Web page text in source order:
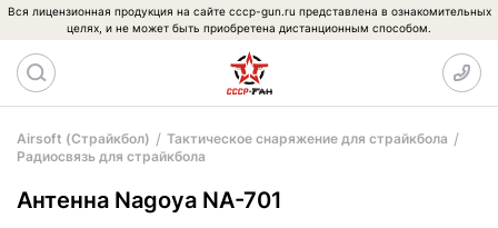
Вся лицензионная продукция на сайте cccp-gun.ru представлена в ознакомительных
целях, и не может быть приобретена дистанционным способом.
Airsoft (Страйкбол)
Тактическое снаряжение для страйкбола
Радиосвязь для страйкбола
Антенна Nagoya NA-701